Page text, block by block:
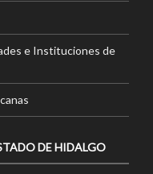
e Instituciones de
DE HIDALGO